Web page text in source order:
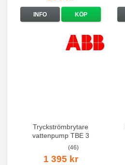
INFO KÖP
Tryckströmbrytare
vattenpump TBE 3
(46)
1 395 kr